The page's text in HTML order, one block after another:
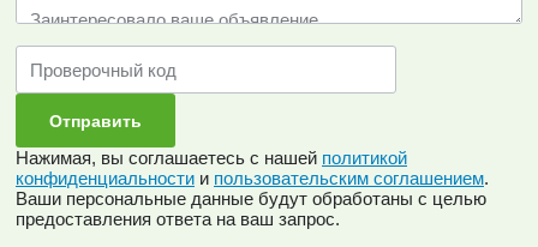
Нажимая, вы соглашаетесь с нашей политикой
конфиденциальности и пользовательским соглашением.
Ваши персональные данные будут обработаны с целью
предоставления ответа на ваш запрос.